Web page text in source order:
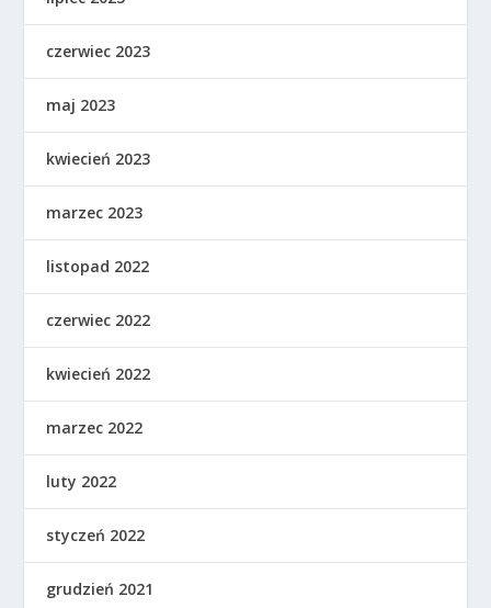
czerwiec 2023
maj 2023
kwiecień 2023
marzec 2023
listopad 2022
czerwiec 2022
kwiecień 2022
marzec 2022
luty 2022
styczeń 2022
grudzień 2021